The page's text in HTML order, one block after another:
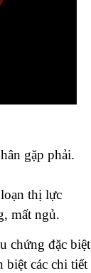
gặp phải.
thị lực
mất ngủ.
chứng đặc biệt
biệt các chi tiết